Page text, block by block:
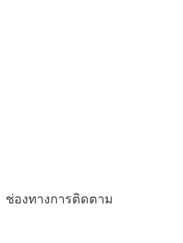
ช่องทางการติดตาม